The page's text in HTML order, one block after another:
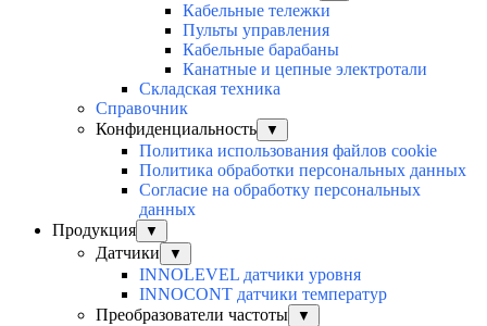
Кабельные тележки
Пульты управления
Кабельные барабаны
Канатные и цепные электротали
Складская техника
Справочник
Конфиденциальность
▼
Политика использования файлов cookie
Политика обработки персональных данных
Согласие на обработку персональных
данных
Продукция
▼
Датчики ▼
INNOLEVEL датчики уровня
INNOCONT датчики температур
Преобразователи частоты
▼